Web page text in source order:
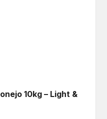
10kg – Light &